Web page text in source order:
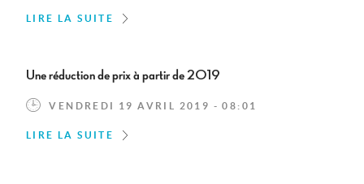
LIRE LA SUITE
Une réduction de prix à partir de 2019
VENDREDI 19 AVRIL 2019 - 08:01
LIRE LA SUITE